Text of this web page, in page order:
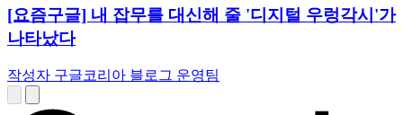
[요즘구글] 내 잡무를 대신해 줄 '디지털 우렁각시'가
나타났다
작성자 구글코리아 블로그 운영팀